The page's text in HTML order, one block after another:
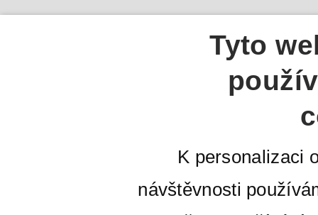
Tyto
K personalizaci
návštěvnosti